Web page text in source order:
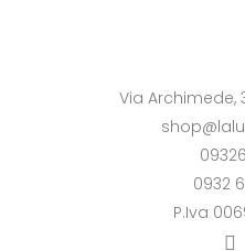
Via Archimede,
0932
P.Iva